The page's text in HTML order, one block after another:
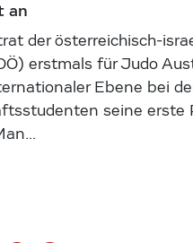
an
der österreichisch-
erstmals für Judo
Ebene bei
seine erste